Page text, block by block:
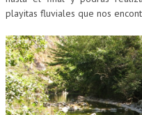
playitas fluviales que nos